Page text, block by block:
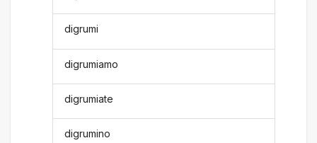
digrumi
digrumiamo
digrumiate
digrumino